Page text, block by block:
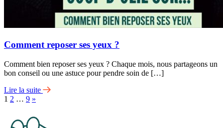
Comment reposer ses yeux ?
Comment bien reposer ses yeux ? Chaque mois, nous partageons un
bon conseil ou une astuce pour pendre soin de […]
Lire la suite
1 2 … 9 »